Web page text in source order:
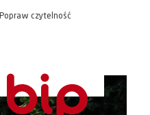
Popraw czytelność